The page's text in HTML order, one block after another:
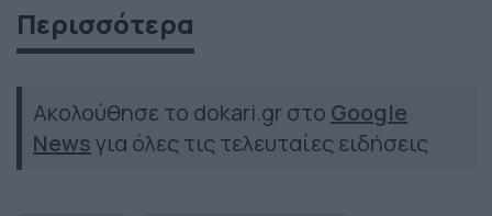
Περισσότερα
Ακολούθησε το dokari.gr στο Google
Newsγια όλες τις τελευταίες ειδήσεις